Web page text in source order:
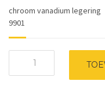
chroom vanadium legering
9901
Zijsnijtang